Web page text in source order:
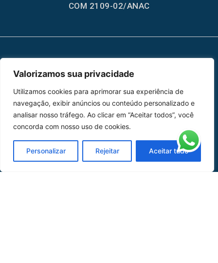
Valorizamos sua privacidade
Utilizamos cookies para aprimorar sua experiência de
navegação, exibir anúncios ou conteúdo personalizado e
analisar nosso tráfego. Ao clicar em “Aceitar todos”, você
concorda com nosso uso de cookies.
Personalizar Rejeitar Aceitar tudo
COM 2109-02/ANAC
Peças
Catálogo de Aplicações
Oficina de Mangueiras